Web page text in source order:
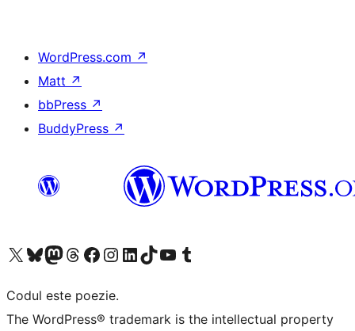
WordPress.com ↗
Matt ↗
bbPress ↗
BuddyPress ↗
Mergi la contul nostru X (fost Twitter)
Vizitează contul nostru Bluesky
Vizitează contul nostru Mastodon
Vizitează contul nostru Threads
Vizitează pagina noastră Facebook
Vizitează-ne pe Instagram
Vizitează-ne pe LinkedIn
Vizitează contul nostru TikTok
Vizitează canalul nostru YouTube
Vizitează contul nostru Tumblr
Codul este poezie.
The WordPress® trademark is the intellectual property